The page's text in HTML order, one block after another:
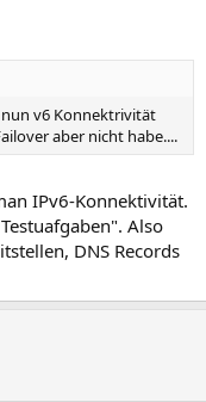
v6 Konnektrivität
aber nicht habe....
IPv6-Konnektivität.
Also
DNS Records